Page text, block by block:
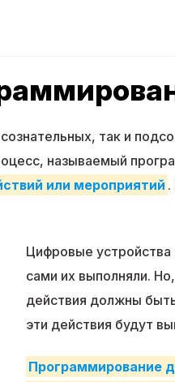
так и
называемый
или мероприятий .
Цифровые
сами их выполняли.
действия должны
эти действия будут
Программирование